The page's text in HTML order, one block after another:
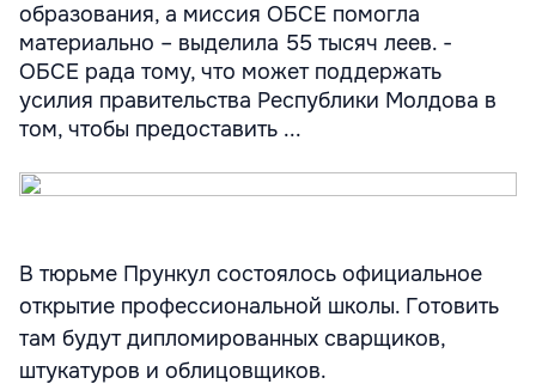
образования, а миссия ОБСЕ помогла
материально – выделила 55 тысяч леев. -
ОБСЕ рада тому, что может поддержать
усилия правительства Республики Молдова в
том, чтобы предоставить ...
В тюрьме Прункул состоялось официальное
открытие профессиональной школы. Готовить
там будут дипломированных сварщиков,
штукатуров и облицовщиков.